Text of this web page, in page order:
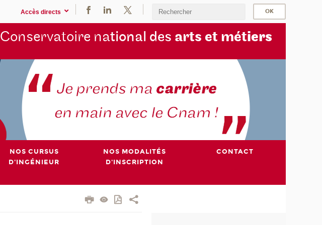
Accès directs
Conservatoire national des arts et métiers
NOS CURSUS
D'INGÉNIEUR
NOS MODALITÉS
D'INSCRIPTION
CONTACT